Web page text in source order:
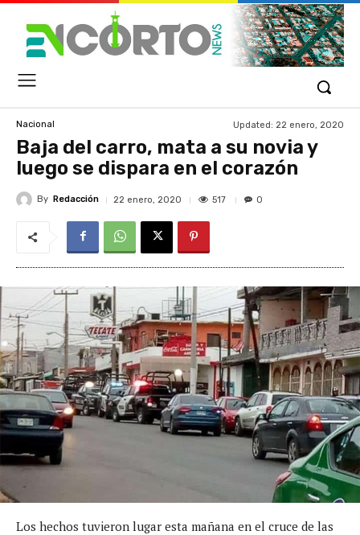
Nacional Updated: 22 enero, 2020
Baja del carro, mata a su novia y
luego se dispara en el corazón
By Redacción 22 enero, 2020 517 0
Los hechos tuvieron lugar esta mañana en el cruce de las